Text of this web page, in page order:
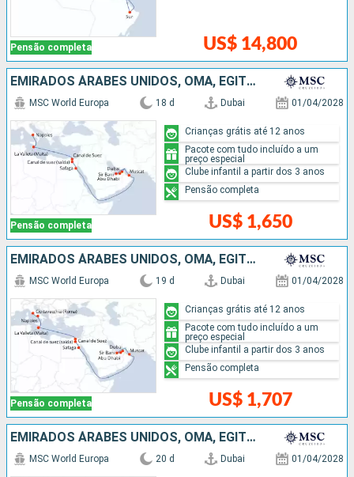
Pensão completa US$ 14,800
EMIRADOS ÁRABES UNIDOS, OMÃ, EGITO, MALTA, ITÁLIA
Pensão completa
MSC World Europa 18 d Dubai 01/04/2028
US$ 1,650
Crianças grátis até 12 anos
Pacote com tudo incluído a um
preço especial
Clube infantil a partir dos 3 anos
Pensão completa
EMIRADOS ÁRABES UNIDOS, OMÃ, EGITO, MALTA, ITÁLIA
Pensão completa
MSC World Europa 19 d Dubai 01/04/2028
US$ 1,707
Crianças grátis até 12 anos
Pacote com tudo incluído a um
preço especial
Clube infantil a partir dos 3 anos
Pensão completa
EMIRADOS ÁRABES UNIDOS, OMÃ, EGITO, MALTA, ITÁLIA
MSC World Europa 20 d Dubai 01/04/2028